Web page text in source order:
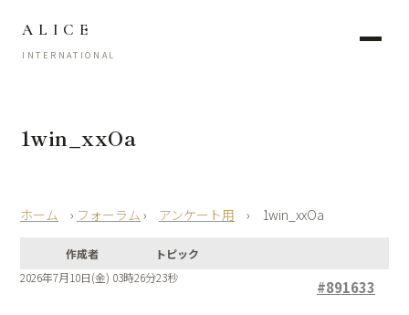
ALICE
INTERNATIONAL
1win_xxOa
› フォーラム › アンケート用 › 1win_xxOa
作成者
トピック
2026年7月10日(金) 03時26分23秒
#891633